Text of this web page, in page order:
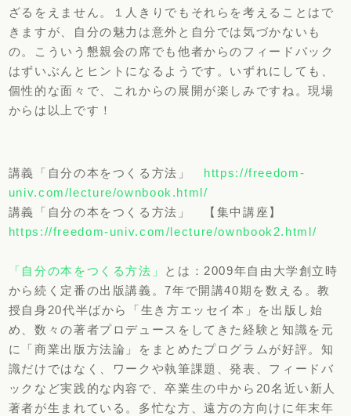
ざるをえません。１人きりでもそれらを考えることはで
きますが、自分の魅力は意外と自分では気づかないも
の。こういう懇親会の席でも他者からのフィードバック
はずいぶんとヒントになるようです。いずれにしても、
個性的な面々で、これからの展開が楽しみですね。現場
からは以上です！
講義「自分の本をつくる方法」 https://freedom-
univ.com/lecture/ownbook.html/
講義「自分の本をつくる方法」
【集中講座】
https://freedom-univ.com/lecture/ownbook2.html/
「自分の本をつくる方法」 とは： 2009年自由大学創立時
から続く定番の出版講義。7年で開講40期を数える。教
授自身20代半ばから「生き方エッセイ本」を出版し始
め、数々の著者プロデュースをしてきた経験と知識を元
に「商業出版方法論」をまとめたプログラムが好評。知
識だけではなく、ワークや執筆課題、発表、フィードバ
ックなど実践的な内容で、卒業生の中から20名近い新人
著者が生まれている。多忙な方、遠方の方向けに年末年